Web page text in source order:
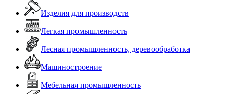
Изделия для производств
Легкая промышленность
Лесная промышленность, деревообработка
Машиностроение
Мебельная промышленность